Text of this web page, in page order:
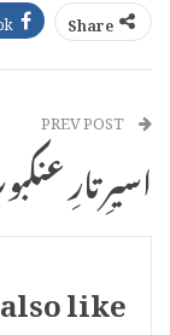
Share
اسیرِ تارِ
like